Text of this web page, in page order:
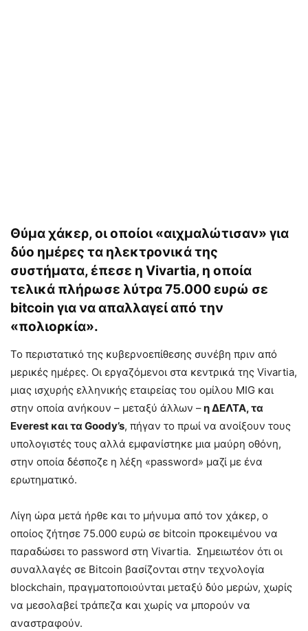
Θύμα χάκερ, οι οποίοι «αιχμαλώτισαν» για
δύο ημέρες τα ηλεκτρονικά της
συστήματα, έπεσε η Vivartia, η οποία
τελικά πλήρωσε λύτρα 75.000 ευρώ σε
bitcoin για να απαλλαγεί από την
«πολιορκία».
Το περιστατικό της κυβερνοεπίθεσης συνέβη πριν από
μερικές ημέρες. Οι εργαζόμενοι στα κεντρικά της Vivartia,
μιας ισχυρής ελληνικής εταιρείας του ομίλου MIG και
στην οποία ανήκουν – μεταξύ άλλων –η ΔΕΛΤΑ, τα
Everest και τα Goody’s, πήγαν το πρωί να ανοίξουν τους
υπολογιστές τους αλλά εμφανίστηκε μια μαύρη οθόνη,
στην οποία δέσποζε η λέξη «password» μαζί με ένα
ερωτηματικό.
Λίγη ώρα μετά ήρθε και το μήνυμα από τον χάκερ, ο
οποίος ζήτησε 75.000 ευρώ σε bitcoin προκειμένου να
παραδώσει το password στη Vivartia. Σημειωτέον ότι οι
συναλλαγές σε Βitcoin βασίζονται στην τεχνολογία
blockchain, πραγματοποιούνται μεταξύ δύο μερών, χωρίς
να μεσολαβεί τράπεζα και χωρίς να μπορούν να
αναστραφούν.